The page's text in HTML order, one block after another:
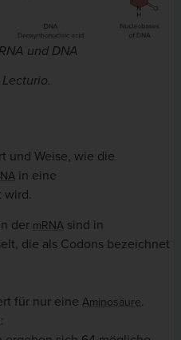
und DNA
und Weise, wie die
in eine
wird.
der mRNA sind in
die als Codons bezeichnet
für nur eine Aminosäure.